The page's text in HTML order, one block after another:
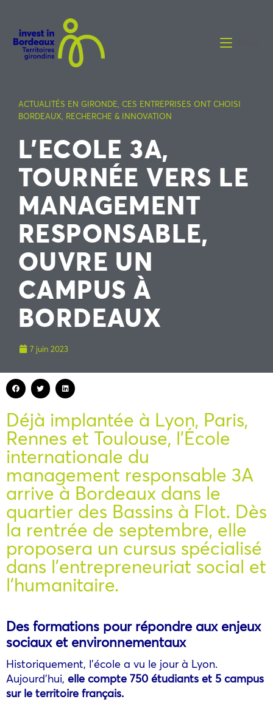
ACTUALITÉS EN GIRONDE, CES ENTREPRISES ONT CHOISI
BORDEAUX, RECHERCHE & INNOVATION
L’ECOLE 3A,
TOURNÉE VERS LE
MANAGEMENT
RESPONSABLE,
OUVRE UN
CAMPUS À
BORDEAUX
7 juin 2023
Déjà implantée à Lyon, Paris,
Rennes et Toulouse, l’École
internationale du
management responsable 3A
arrive à Bordeaux dans le
quartier des Bassins à Flot. Dès
la rentrée de septembre, elle
proposera un cursus spécialisé
dans l’entrepreneuriat social et
l’humanitaire.
Des formations pour répondre aux enjeux
sociaux et environnementaux
Historiquement, l’école a vu le jour à Lyon.
Aujourd’hui, elle compte 750 étudiants et 5 campus
sur le territoire français.